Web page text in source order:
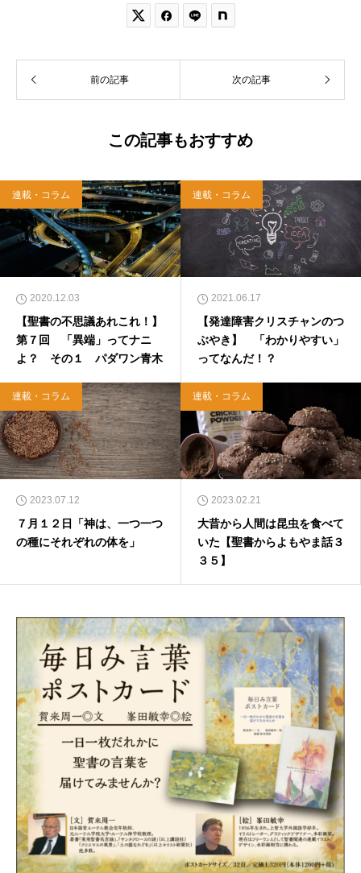
 
前の記事 次の記事
この記事もおすすめ
連載・コラム
2020.12.03
【聖書の不思議あれこれ！】
第７回 「異端」ってナニ
よ？ その１ パダワン青木
連載・コラム
2021.06.17
【発達障害クリスチャンのつ
ぶやき】 「わかりやすい」
ってなんだ！？
連載・コラム
2023.07.12
７月１２日「神は、一つ一つ
の種にそれぞれの体を」
連載・コラム
2023.02.21
大昔から人間は昆虫を食べて
いた【聖書からよもやま話３
３５】